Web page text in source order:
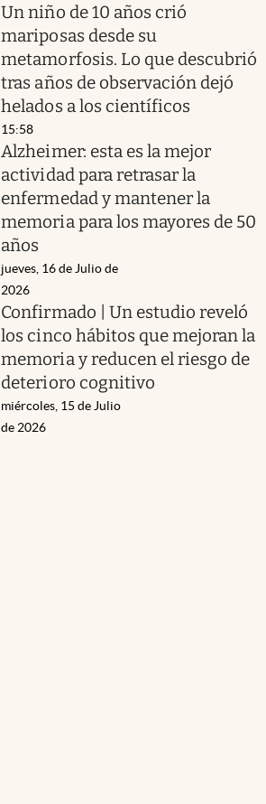
Un niño de 10 años crió
mariposas desde su
metamorfosis. Lo que descubrió
tras años de observación dejó
helados a los científicos
15:58
Alzheimer: esta es la mejor
actividad para retrasar la
enfermedad y mantener la
memoria para los mayores de 50
años
jueves, 16 de Julio de
2026
Confirmado | Un estudio reveló
los cinco hábitos que mejoran la
memoria y reducen el riesgo de
deterioro cognitivo
miércoles, 15 de Julio
de 2026